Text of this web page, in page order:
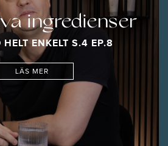
ingredienser
HELT ENKELT S.4 EP.8
LÄS MER